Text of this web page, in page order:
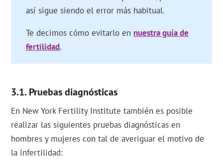
así sigue siendo el error más habitual.
Te decimos cómo evitarlo en nuestra guía de
fertilidad.
Pruebas diagnósticas
En New York Fertility Institute también es posible
realizar las siguientes pruebas diagnósticas en
hombres y mujeres con tal de averiguar el motivo de
la infertilidad: